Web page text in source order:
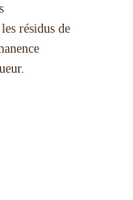
résidus de